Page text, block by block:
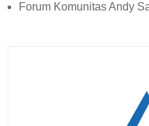
Forum Komunitas Andy